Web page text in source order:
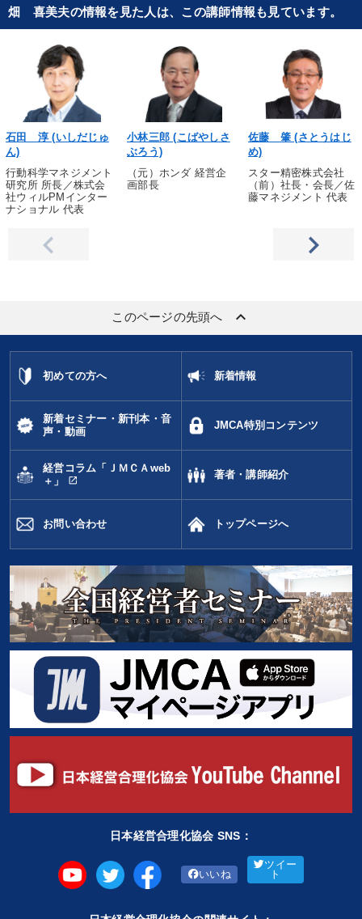
畑 喜美夫の情報を見た人は、この講師情報も見ています。
石田 淳 (いしだじゅ
ん)
行動科学マネジメント
研究所 所長／株式会
社ウィルPMインター
ナショナル 代表
小林三郎 (こばやしさ
ぶろう)
（元）ホンダ 経営企
画部長
佐藤 肇 (さとうはじ
め)
スター精密株式会社
（前）社長・会長／佐
藤マネジメント 代表
このページの先頭へ keyboard_arrow_up
初めての方へ 新着情報
新着セミナー・新刊本・音
声・動画
JMCA特別コンテンツ
経営コラム「ＪＭＣＡweb
＋」
open_in_new
著者・講師紹介
お問い合わせ トップページへ
日本経営合理化協会 SNS：
いいね
ツイー
ト